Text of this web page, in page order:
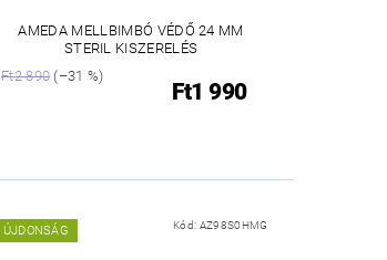
AMEDA MELLBIMBÓ VÉDŐ 24 MM
STERIL KISZERELÉS
Ft2 890 (–31 %)
Ft1 990
ÚJDONSÁG Kód: AZ98S0HMG